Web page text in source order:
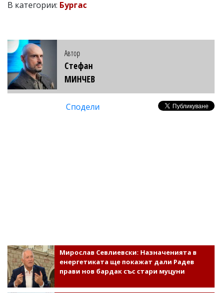
В категории: Бургас
Автор
Стефан
МИНЧЕВ
Сподели
Мирослав Севлиевски: Назначенията в
енергетиката ще покажат дали Радев
прави нов бардак със стари муцуни